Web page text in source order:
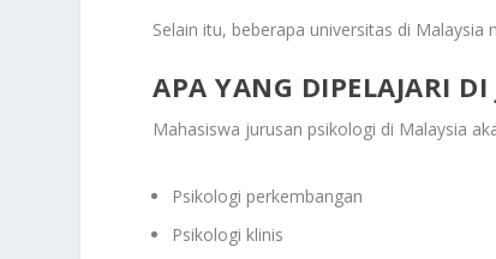
Selain itu, beberapa universitas di
APA YANG DIPELAJARI
Mahasiswa jurusan psikologi di Malaysia
Psikologi perkembangan
Psikologi klinis